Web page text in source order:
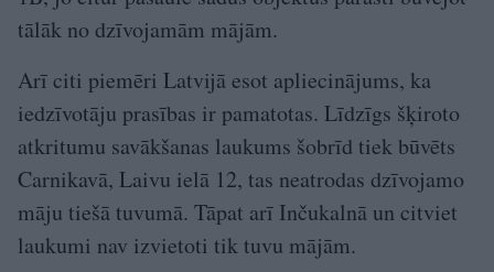
tālāk no dzīvojamām mājām.
Arī citi piemēri Latvijā esot apliecinājums, ka
iedzīvotāju prasības ir pamatotas. Līdzīgs šķiroto
atkritumu savākšanas laukums šobrīd tiek būvēts
Carnikavā, Laivu ielā 12, tas neatrodas dzīvojamo
māju tiešā tuvumā. Tāpat arī Inčukalnā un citviet
laukumi nav izvietoti tik tuvu mājām.